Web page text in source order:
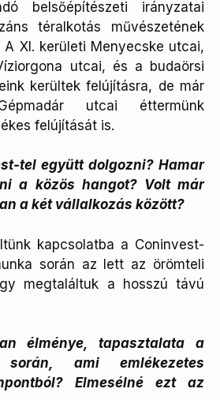
belsőépítészeti irányzatai
téralkotás művészetének
XI. kerületi Menyecske utcai,
utcai, és a budaörsi
kerültek felújításra, de már
utcai éttermünk
felújítását is.
tel együtt dolgozni? Hamar
a közös hangot? Volt már
a két vállalkozás között?
kapcsolatba a Coninvest-
során az lett az örömteli
megtaláltuk a hosszú távú
élménye, tapasztalata a
ami emlékezetes
Elmesélné ezt az